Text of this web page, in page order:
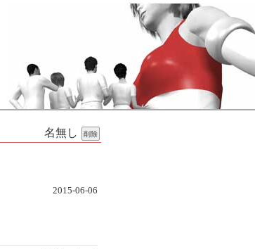
名無し 削除
2015-06-06